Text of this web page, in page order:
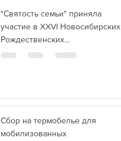
"Святость семьи" приняла
участие в XXVI Новосибирских
Рождественских
образовательных чтений
Сбор на термобелье для
мобилизованных